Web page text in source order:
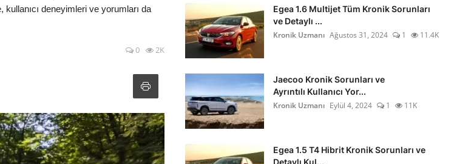
deneyimleri ve yorumları da
0 2K
Egea 1.6 Multijet Tüm Kronik Sorunları
ve Detaylı ...
Kronik Uzmanı Ağustos 31, 2024 1 11.4K
Jaecoo Kronik Sorunları ve
Ayrıntılı Kullanıcı Yor...
Kronik Uzmanı Eylül 4, 2024 1 11K
Egea 1.5 T4 Hibrit Kronik Sorunları ve
Detaylı Kul...